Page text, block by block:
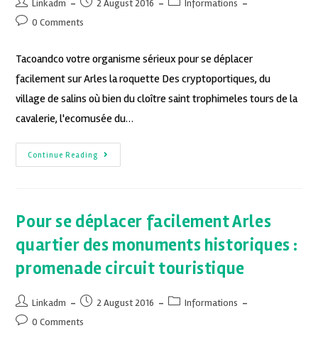
Linkadm 2 August 2016
Informations
0 Comments
Tacoandco votre organisme sérieux pour se déplacer
facilement sur Arles la roquette Des cryptoportiques, du
village de salins où bien du cloître saint trophimeles tours de la
cavalerie, l'ecomusée du…
Continue Reading
Pour se déplacer facilement Arles
quartier des monuments historiques :
promenade circuit touristique
Linkadm 2 August 2016
Informations
0 Comments